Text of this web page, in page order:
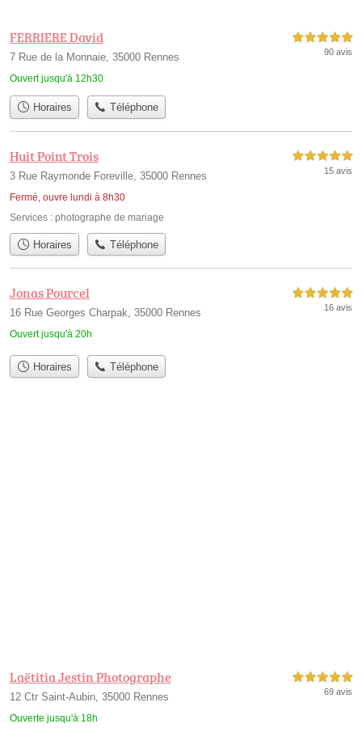
FERRIERE David
7 Rue de la Monnaie, 35000 Rennes
Ouvert jusqu'à 12h30
5,0 étoiles sur 5
90 avis
Horaires Téléphone
Huit Point Trois
3 Rue Raymonde Foreville, 35000 Rennes
Fermé, ouvre lundi à 8h30
5,0 étoiles sur 5
15 avis
Services : photographe de mariage
Horaires Téléphone
Jonas Pourcel
16 Rue Georges Charpak, 35000 Rennes
Ouvert jusqu'à 20h
5,0 étoiles sur 5
16 avis
Horaires Téléphone
Laëtitia Jestin Photographe
12 Ctr Saint-Aubin, 35000 Rennes
Ouverte jusqu'à 18h
5,0 étoiles sur 5
69 avis